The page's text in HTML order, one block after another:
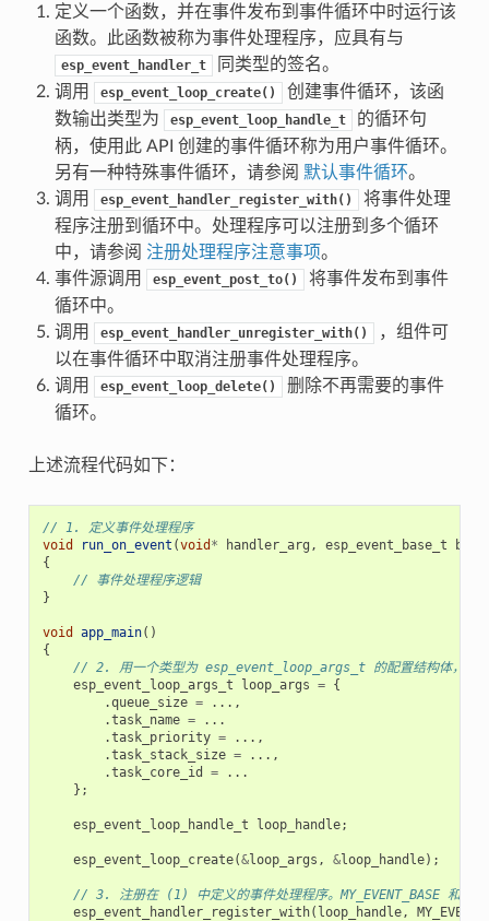
定义一个函数，并在事件发布到事件循环中时运行该
函数。此函数被称为事件处理程序，应具有与
esp_event_handler_t
同类型的签名。
调用
esp_event_loop_create()
创建事件循环，该函
数输出类型为
esp_event_loop_handle_t
的循环句
柄，使用此 API 创建的事件循环称为用户事件循环。
另有一种特殊事件循环，请参阅 默认事件循环。
调用
esp_event_handler_register_with()
将事件处理
程序注册到循环中。处理程序可以注册到多个循环
中，请参阅 注册处理程序注意事项。
事件源调用
esp_event_post_to()
将事件发布到事件
循环中。
调用
esp_event_handler_unregister_with()
，组件可
以在事件循环中取消注册事件处理程序。
调用
esp_event_loop_delete()
删除不再需要的事件
循环。
上述流程代码如下：
// 1. 定义事件处理程序
void
run_on_event (void * handler_arg , esp_event_base_t base
{
// 事件处理程序逻辑
}
void app_main()
{
// 2. 用一个类型为 esp_event_loop_args_t 的配置结构体，指定
esp_event_loop_args_t
loop_args = {
.queue_size =
...,
.task_name =
...
.task_priority =
...,
.task_stack_size =
...,
.task_core_id =
...
};
esp_event_loop_handle_t loop_handle;
esp_event_loop_create(&loop_args , &loop_handle);
// 3. 注册在 (1) 中定义的事件处理程序。MY_EVENT_BASE 和
esp_event_handler_register_with( loop_handle,